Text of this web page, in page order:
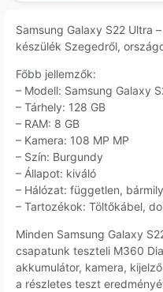
Samsung Galaxy S22 Ultra
készülék Szegedről,
Főbb jellemzők:
– Modell: Samsung Galaxy
– Tárhely: 128 GB
– RAM: 8 GB
– Kamera: 108 MP MP
– Szín: Burgundy
– Állapot: kiváló
– Hálózat: független,
– Tartozékok: Töltőkábel,
Minden Samsung Galaxy
csapatunk teszteli M360
akkumulátor, kamera,
a részletes teszt